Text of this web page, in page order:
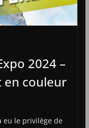
2024 –
en couleur
eu le privilège de